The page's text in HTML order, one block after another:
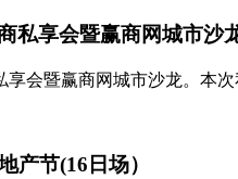
私享会暨赢商网城市沙
享会暨赢商网城市沙龙。本
产节(16日场）